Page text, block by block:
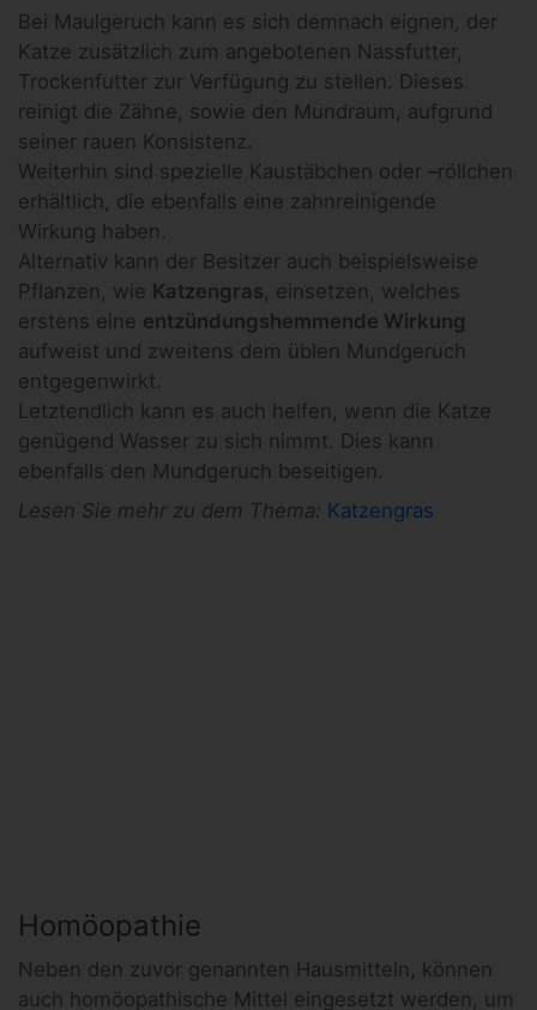
Bei Maulgeruch kann es sich demnach eignen, der
Katze zusätzlich zum angebotenen Nassfutter,
Trockenfutter zur Verfügung zu stellen. Dieses
reinigt die Zähne, sowie den Mundraum, aufgrund
seiner rauen Konsistenz.
Weiterhin sind spezielle Kaustäbchen oder –röllchen
erhältlich, die ebenfalls eine zahnreinigende
Wirkung haben.
Alternativ kann der Besitzer auch beispielsweise
Pflanzen, wie Katzengras, einsetzen, welches
erstens eine entzündungshemmende Wirkung
aufweist und zweitens dem üblen Mundgeruch
entgegenwirkt.
Letztendlich kann es auch helfen, wenn die Katze
genügend Wasser zu sich nimmt. Dies kann
ebenfalls den Mundgeruch beseitigen.
Lesen Sie mehr zu dem Thema: Katzengras
Homöopathie
Neben den zuvor genannten Hausmitteln, können
auch homöopathische Mittel eingesetzt werden, um